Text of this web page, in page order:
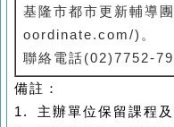
基隆市都市更新輔導
oordinate.com/)。
聯絡電話(02)7752-
備註：
1. 主辦單位保留課程